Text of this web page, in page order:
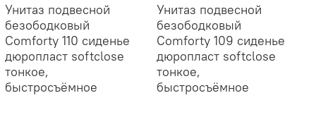
Унитаз подвесной
безободковый
Comforty 110 сиденье
дюропласт softclose
тонкое,
быстросъёмное
Унитаз подвесной
безободковый
Comforty 109 сиденье
дюропласт softclose
тонкое,
быстросъёмное